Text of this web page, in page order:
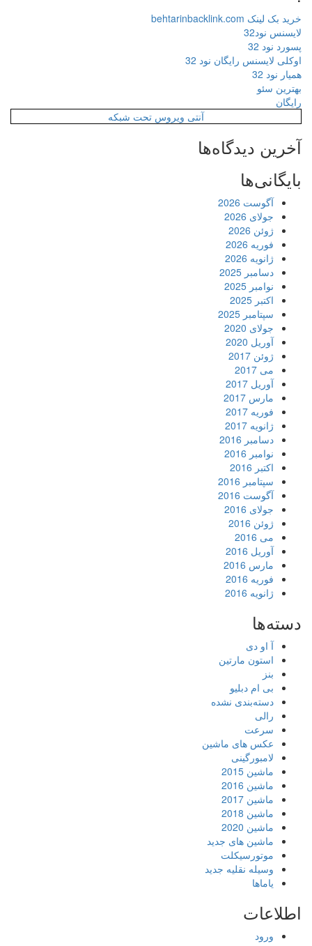
خرید بک لینک behtarinbacklink.com
لایسنس نود32
پسورد نود 32
اوکلی لایسنس رایگان نود 32
همیار نود 32
بهترین سئو
رایگان
آنتی ویروس تحت شبکه
آخرین دیدگاه‌ها
بایگانی‌ها
آگوست 2026
جولای 2026
ژوئن 2026
فوریه 2026
ژانویه 2026
دسامبر 2025
نوامبر 2025
اکتبر 2025
سپتامبر 2025
جولای 2020
آوریل 2020
ژوئن 2017
می 2017
آوریل 2017
مارس 2017
فوریه 2017
ژانویه 2017
دسامبر 2016
نوامبر 2016
اکتبر 2016
سپتامبر 2016
آگوست 2016
جولای 2016
ژوئن 2016
می 2016
آوریل 2016
مارس 2016
فوریه 2016
ژانویه 2016
دسته‌ها
آ او دی
استون مارتین
بنز
بی ام دبلیو
دسته‌بندی نشده
رالی
سرعت
عکس های ماشین
لامبورگینی
ماشین 2015
ماشین 2016
ماشین 2017
ماشین 2018
ماشین 2020
ماشین های جدید
موتورسیکلت
وسیله نقلیه جدید
یاماها
اطلاعات
ورود